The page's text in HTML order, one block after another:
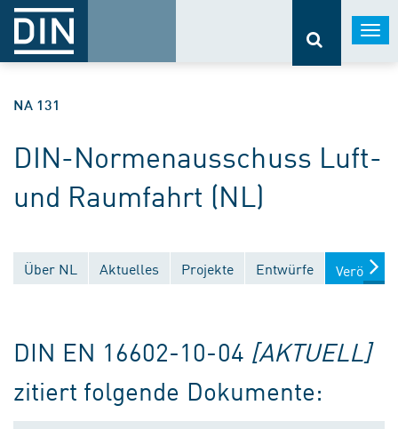
NA 131
DIN-Normenausschuss Luft-
und Raumfahrt (NL)
Über NL Aktuelles Projekte Entwürfe
DIN EN 16602-10-04 [AKTUELL]
zitiert folgende Dokumente: